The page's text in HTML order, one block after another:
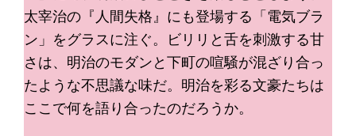
太宰治の『人間失格』にも登場する「電気ブラ
ン」をグラスに注ぐ。ビリリと舌を刺激する甘
さは、明治のモダンと下町の喧騒が混ざり合っ
たような不思議な味だ。明治を彩る文豪たちは
ここで何を語り合ったのだろうか。